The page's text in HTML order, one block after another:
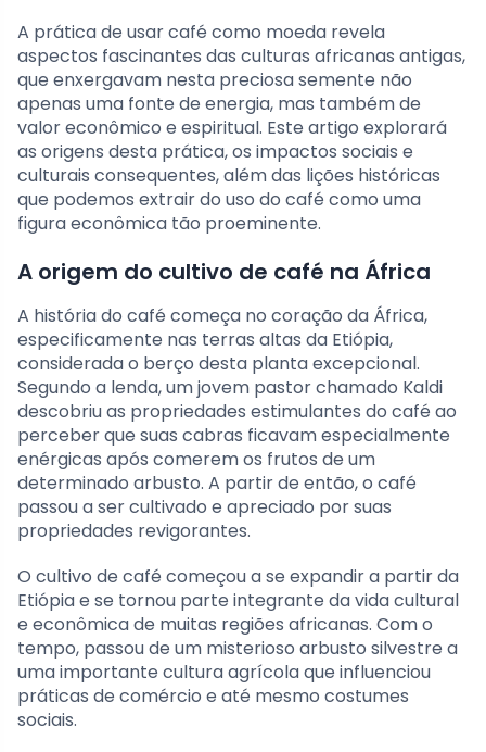
A prática de usar café como moeda revela
aspectos fascinantes das culturas africanas antigas,
que enxergavam nesta preciosa semente não
apenas uma fonte de energia, mas também de
valor econômico e espiritual. Este artigo explorará
as origens desta prática, os impactos sociais e
culturais consequentes, além das lições históricas
que podemos extrair do uso do café como uma
figura econômica tão proeminente.
A origem do cultivo de café na África
A história do café começa no coração da África,
especificamente nas terras altas da Etiópia,
considerada o berço desta planta excepcional.
Segundo a lenda, um jovem pastor chamado Kaldi
descobriu as propriedades estimulantes do café ao
perceber que suas cabras ficavam especialmente
enérgicas após comerem os frutos de um
determinado arbusto. A partir de então, o café
passou a ser cultivado e apreciado por suas
propriedades revigorantes.
O cultivo de café começou a se expandir a partir da
Etiópia e se tornou parte integrante da vida cultural
e econômica de muitas regiões africanas. Com o
tempo, passou de um misterioso arbusto silvestre a
uma importante cultura agrícola que influenciou
práticas de comércio e até mesmo costumes
sociais.